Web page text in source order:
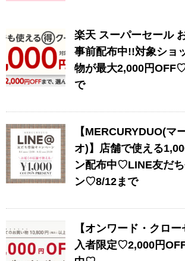
楽天 スーパーセール
事前配布中!!対象ショ
物が最大2,000円
で
【MERCURYDUO(マ
オ)】店舗で使える
ン配布中♡LINE友だ
ン♡8/12まで
【オンワード・クロ
入者限定♡2,000円